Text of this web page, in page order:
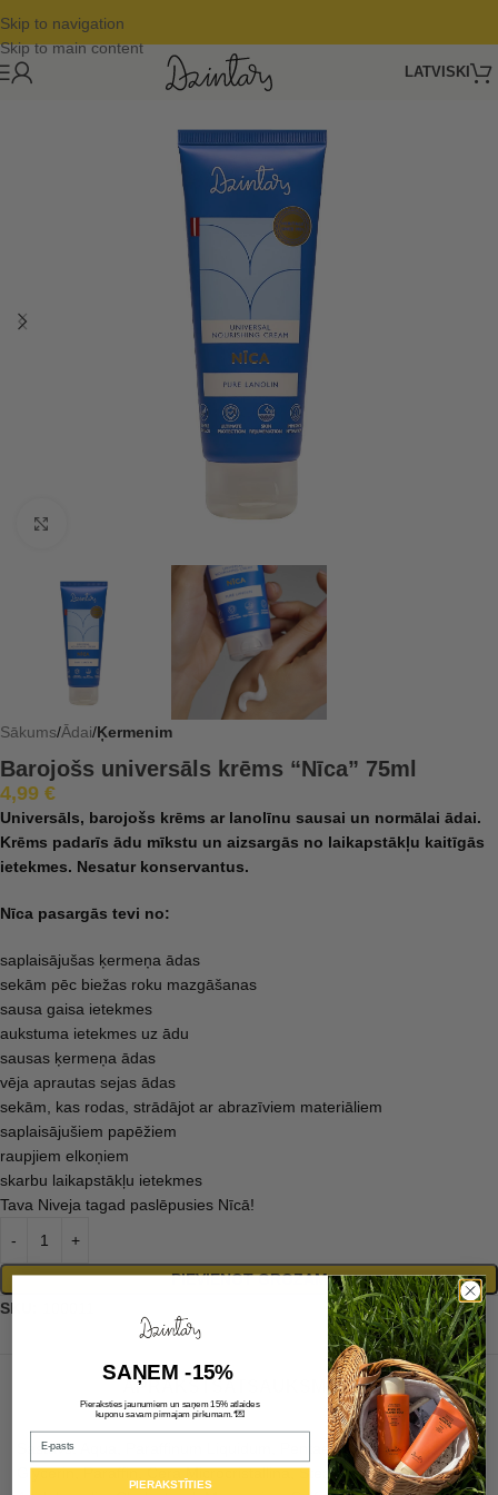
Skip to navigation
Skip to main content
LATVISKI
Sākums Ādai Ķermenim
Barojošs universāls krēms “Nīca” 75ml
4,99 €
Universāls, barojošs krēms ar lanolīnu sausai un normālai ādai.
Krēms padarīs ādu mīkstu un aizsargās no laikapstākļu kaitīgās
ietekmes. Nesatur konservantus.
Nīca pasargās tevi no:
saplaisājušas ķermeņa ādas
sekām pēc biežas roku mazgāšanas
sausa gaisa ietekmes
aukstuma ietekmes uz ādu
sausas ķermeņa ādas
vēja aprautas sejas ādas
sekām, kas rodas, strādājot ar abrazīviem materiāliem
saplaisājušiem papēžiem
raupjiem elkoņiem
skarbu laikapstākļu ietekmes
Tava Niveja tagad paslēpusies Nīcā!
PIEVIENOT GROZAM
SKU:
APRAKSTS ATSAUKSMES (6)
Sastāvs: Aqua, Paraffinum Liquidum, Pentaerythrityl Dioleate,
Glycerin, Paraffin, Cera Microcristallina, Stearic Acid, Palmitic
SAŅEM -15%
Pieraksties jaunumiem un saņem 15% atlaides
kuponu savam pirmajam pirkumam.*💌
Email
PIERAKSTĪTIES